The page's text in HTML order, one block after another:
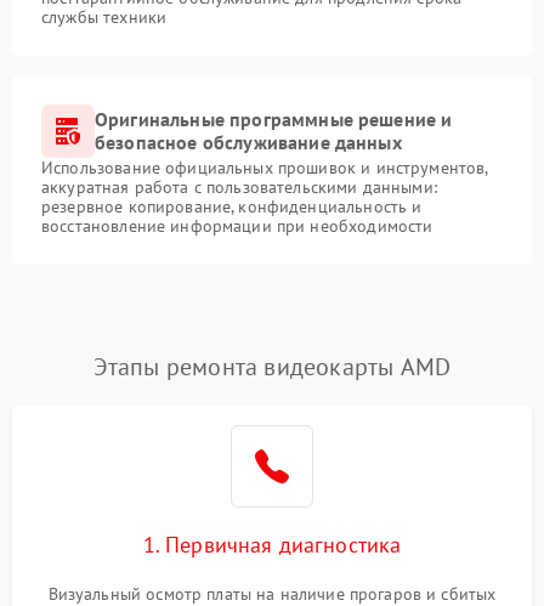
службы техники
Оригинальные программные решение и
безопасное обслуживание данных
Использование официальных прошивок и инструментов,
аккуратная работа с пользовательскими данными:
резервное копирование, конфиденциальность и
восстановление информации при необходимости
Этапы ремонта видеокарты AMD
1. Первичная диагностика
Визуальный осмотр платы на наличие прогаров и сбитых